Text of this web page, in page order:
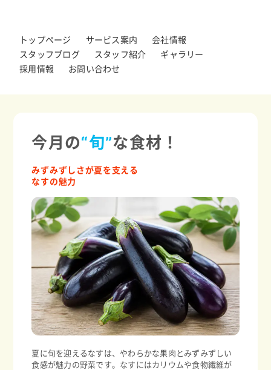
トップページ サービス案内
会社情報
スタッフブログ
スタッフ紹介
ギャラリー
採用情報
お問い合わせ
今月の“旬”な食材！
みずみずしさが夏を支える
なすの魅力
夏に旬を迎えるなすは、やわらかな果肉とみずみずしい
食感が魅力の野菜です。なすにはカリウムや食物繊維が